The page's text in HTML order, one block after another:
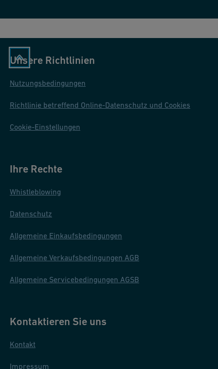
Unsere Richtlinien
Nutzungsbedingungen
Richtlinie betreffend Online-Datenschutz und Cookies
Cookie-Einstellungen
Ihre Rechte
Whistleblowing
Datenschutz
Allgemeine Einkaufsbedingungen
Allgemeine Verkaufsbedingungen AGB
Allgemeine Servicebedingungen AGSB
Kontaktieren Sie uns
Kontakt
Impressum